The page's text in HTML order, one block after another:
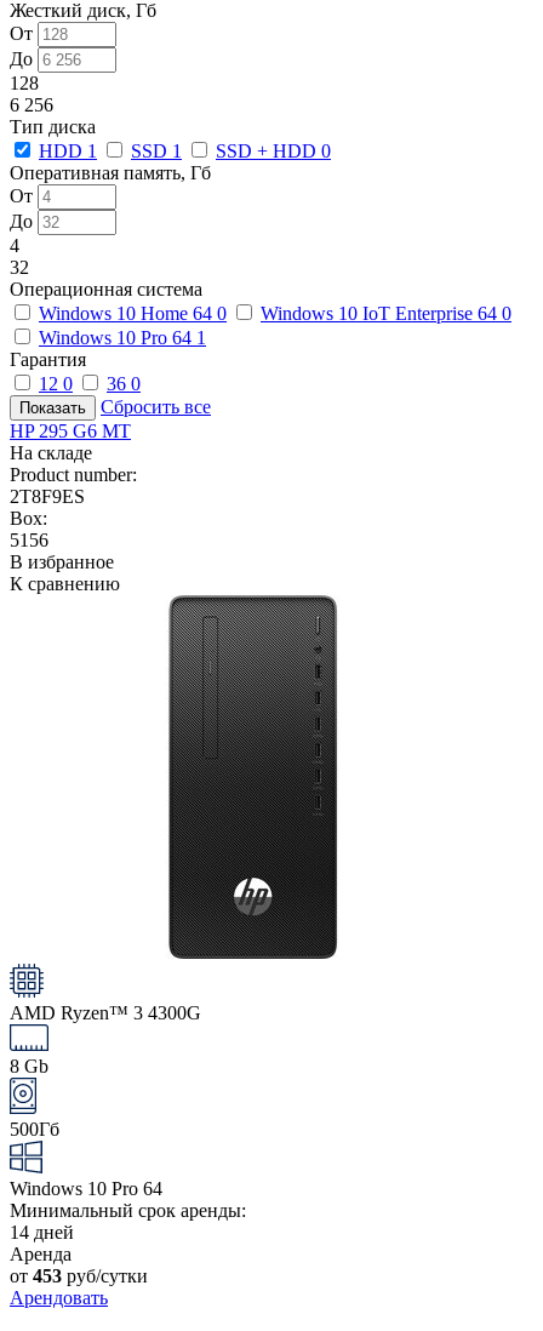
Жесткий диск, Гб
От
До
128
6 256
Тип диска
HDD 1 SSD 1 SSD + HDD 0
Оперативная память, Гб
От
До
4
32
Операционная система
Windows 10 Home 64 0 Windows 10 IoT Enterprise 64 0
Windows 10 Pro 64 1
Гарантия
12 0 36 0
Сбросить все
HP 295 G6 MT
На складе
Product number:
2T8F9ES
Box:
5156
В избранное
К сравнению
AMD Ryzen™ 3 4300G
8 Gb
500Гб
Windows 10 Pro 64
Минимальный срок аренды:
14 дней
Аренда
от 453 руб/сутки
Арендовать